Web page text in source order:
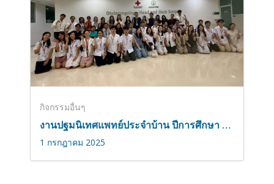
กิจกรรมอื่นๆ
งานปฐมนิเทศแพทย์ประจำบ้าน ปีการศึกษา 2568
1 กรกฎาคม 2025